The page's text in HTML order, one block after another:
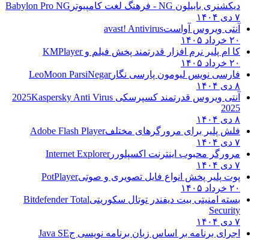
دیکشنری بابیلون NG - فرهنگ لغت کامپیوتر
Babylon Pro NG
۷ دی ۱۴۰۴
آنتی ویروس آواستavast! Antivirus
۲۰ خرداد ۱۴۰۵
کا ام پلیر نرم افزار قدرتمند پخش فیلم وKMPlayer
۲۰ خرداد ۱۴۰۵
فارسی نویس لیومون پارسی نگارLeoMoon ParsiNegar
۸ دی ۱۴۰۴
آنتی ویروس قدرتمند کسپرسکی 2025 Kaspersky Anti Virus
2025
۸ دی ۱۴۰۴
فلش پلیر برای مرورگرهای مختلفAdobe Flash Player
۷ دی ۱۴۰۴
مرورگر محبوب اینترنت اکسپلوررInternet Explorer
۷ دی ۱۴۰۴
پوت پلیر پخش انواع فایل تصویری و صوتیPotPlayer
۲۰ خرداد ۱۴۰۵
بسته امنیتی بیت دیفندر توتال سکوریتیBitdefender Total
Security
۷ دی ۱۴۰۴
اجرای برنامه بر اساس زبان برنامه نویسی جJava SE